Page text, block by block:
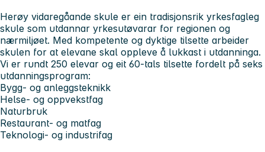
Herøy vidaregåande skule er ein tradisjonsrik yrkesfagleg
skule som utdannar yrkesutøvarar for regionen og
nærmiljøet. Med kompetente og dyktige tilsette arbeider
skulen for at elevane skal oppleve å lukkast i utdanninga.
Vi er rundt 250 elevar og eit 60-tals tilsette fordelt på seks
utdanningsprogram:
Bygg- og anleggsteknikk
Helse- og oppvekstfag
Naturbruk
Restaurant- og matfag
Teknologi- og industrifag